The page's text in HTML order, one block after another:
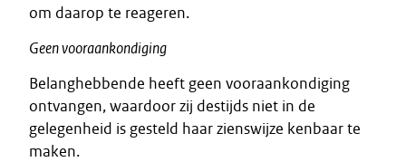
om daarop te reageren.
Geen vooraankondiging
Belanghebbende heeft geen vooraankondiging
ontvangen, waardoor zij destijds niet in de
gelegenheid is gesteld haar zienswijze kenbaar te
maken.